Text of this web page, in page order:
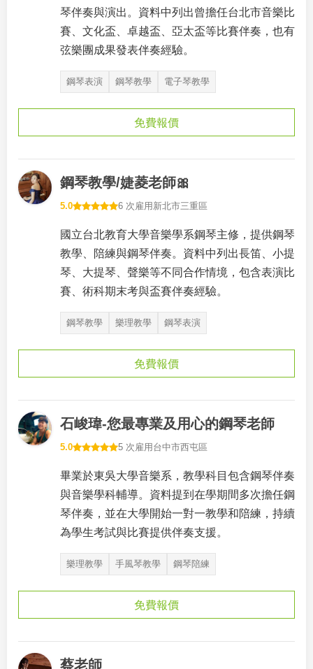
琴伴奏與演出。資料中列出曾擔任台北市音樂比
賽、文化盃、卓越盃、亞太盃等比賽伴奏，也有
弦樂團成果發表伴奏經驗。
鋼琴表演 鋼琴教學 電子琴教學
免費報價
鋼琴教學/婕菱老師🎀
5.0 6 次雇用 新北市三重區
國立台北教育大學音樂學系鋼琴主修，提供鋼琴
教學、陪練與鋼琴伴奏。資料中列出長笛、小提
琴、大提琴、聲樂等不同合作情境，包含表演比
賽、術科期末考與盃賽伴奏經驗。
鋼琴教學 樂理教學 鋼琴表演
免費報價
石峻瑋-您最專業及用心的鋼琴老師
5.0 5 次雇用 台中市西屯區
畢業於東吳大學音樂系，教學科目包含鋼琴伴奏
與音樂學科輔導。資料提到在學期間多次擔任鋼
琴伴奏，並在大學開始一對一教學和陪練，持續
為學生考試與比賽提供伴奏支援。
樂理教學 手風琴教學 鋼琴陪練
免費報價
蔡老師